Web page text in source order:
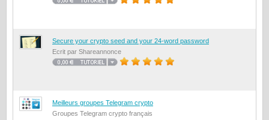
Secure your crypto seed and your 24-word password
Ecrit par Shareannonce
Meilleurs groupes Telegram crypto
Groupes Telegram crypto français